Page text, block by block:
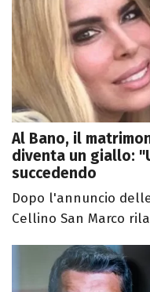
Al Bano, il
diventa un giallo:
succedendo
Dopo l'annuncio
Cellino San Marco